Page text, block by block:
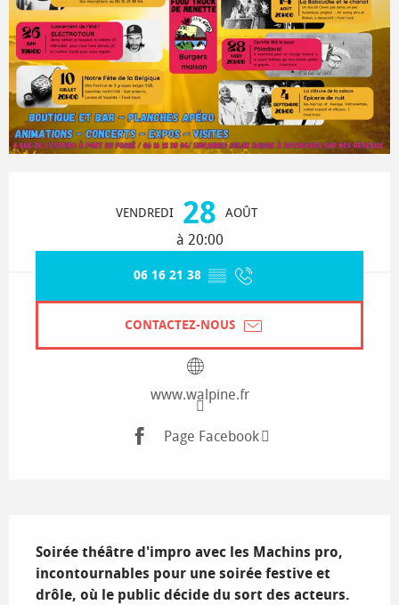
VENDREDI 28 AOÛT
à 20:00
06 16 21 38 ▒▒
CONTACTEZ-NOUS
www.walpine.fr
Page Facebook
Soirée théâtre d'impro avec les Machins pro,
incontournables pour une soirée festive et
drôle, où le public décide du sort des acteurs.